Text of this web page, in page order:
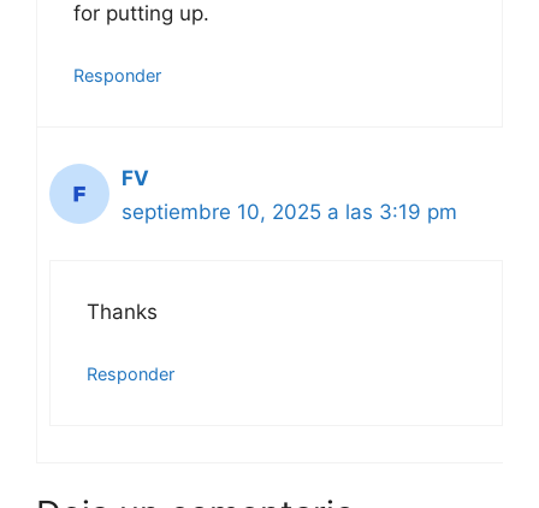
for putting up.
Responder
FV
septiembre 10, 2025 a las 3:19 pm
Thanks
Responder